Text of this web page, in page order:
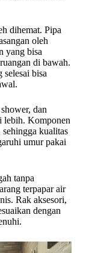
dihemat. Pipa
oleh
yang bisa
di bawah.
bisa
dan
lebih. Komponen
kualitas
umur pakai
tanpa
terpapar air
Rak aksesori,
dengan